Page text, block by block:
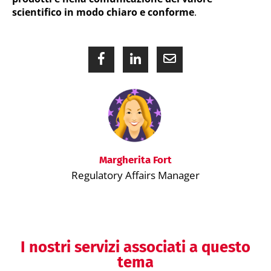
scientifico in modo chiaro e conforme.
Margherita Fort
Regulatory Affairs Manager
I nostri servizi associati a questo
tema